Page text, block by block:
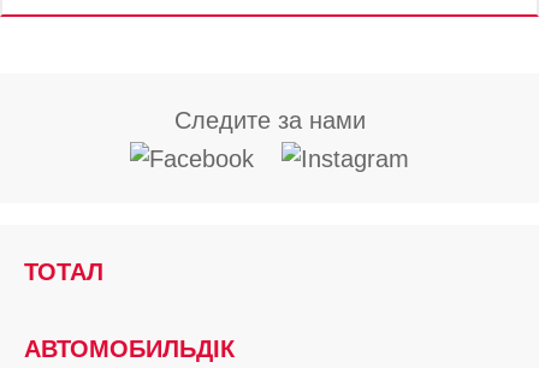
Следите за нами
ТОТАЛ
АВТОМОБИЛЬДІК